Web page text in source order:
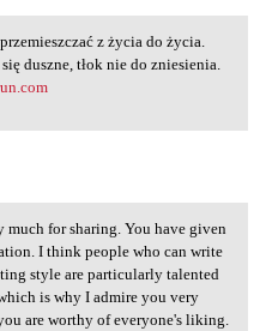
przemieszczać
z życia do życia.
duszne, tłok nie do zniesienia.
much for
much for sharing. You have given
I think people who can write
style are particularly talented
is why I admire you very
are worthy of everyone's liking.